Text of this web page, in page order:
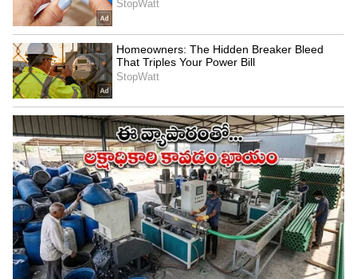
ఏకైక ఫస్ట్ బౌలర్‌గా సరికొత్త రికార్డు క్రియేట్ చేసేవాడు.
కానీ కేవలం ఒక్క వికెట్ తేడాతో భువి ఈ హిస్టారికల్
ఛాన్స్‌ను మిస్ అయ్యాడు. భువి ఈ సీజన్‌లో 16 మ్యాచ్‌లలో
7.95 ఎకానమీతో 28 వికెట్లు తీశాడు. కాగా, సౌతాఫ్రికా స్టార్
రబాడ ఐపీఎల్‌లో పర్పుల్ క్యాప్ గెలవడం ఇది రెండోసారి.
ఇంతకుముందు 2020 సీజన్‌లో ఢిల్లీ క్యాపిటల్స్ తరపున
అతను పర్పుల్ క్యాప్ సాధించాడు. అప్పట్లో కూడా అతని
టీమ్ ఫైనల్లో ఓడిపోయింది, ఇప్పుడు గుజరాత్ టైటాన్స్
కూడా ఫైనల్ మ్యాచ్‌లో ఆర్సీబీ చేతిలో ఓడి రన్నరప్‌గా
నిలిచింది. అయితే ఆర్సీబీ టీమ్ ఐపీఎల్ 2026 ట్రోఫీని
ముద్దాడింది.